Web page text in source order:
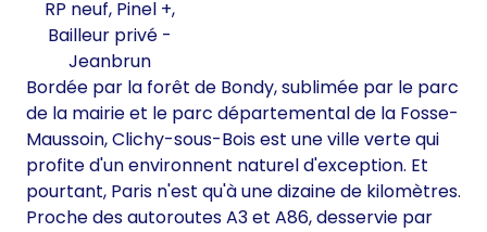
RP neuf, Pinel +,
Bailleur privé -
Jeanbrun
Bordée par la forêt de Bondy, sublimée par le parc
de la mairie et le parc départemental de la Fosse-
Maussoin, Clichy-sous-Bois est une ville verte qui
profite d'un environnent naturel d'exception. Et
pourtant, Paris n'est qu'à une dizaine de kilomètres.
Proche des autoroutes A3 et A86, desservie par